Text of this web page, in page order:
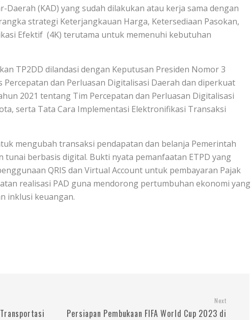
Daerah (KAD) yang sudah dilakukan atau kerja sama dengan
strategi Keterjangkauan Harga, Ketersediaan Pasokan,
Efektif (4K) terutama untuk memenuhi kebutuhan
TP2DD dilandasi dengan Keputusan Presiden Nomor 3
dan Perluasan Digitalisasi Daerah dan diperkuat
2021 tentang Tim Percepatan dan Perluasan Digitalisasi
serta Tata Cara Implementasi Elektronifikasi Transaksi
mengubah transaksi pendapatan dan belanja Pemerintah
tunai berbasis digital. Bukti nyata pemanfaatan ETPD yang
QRIS dan Virtual Account untuk pembayaran Pajak
realisasi PAD guna mendorong pertumbuhan ekonomi yang
inklusi keuangan.
Next
Persiapan Pembukaan FIFA World Cup 2023 di